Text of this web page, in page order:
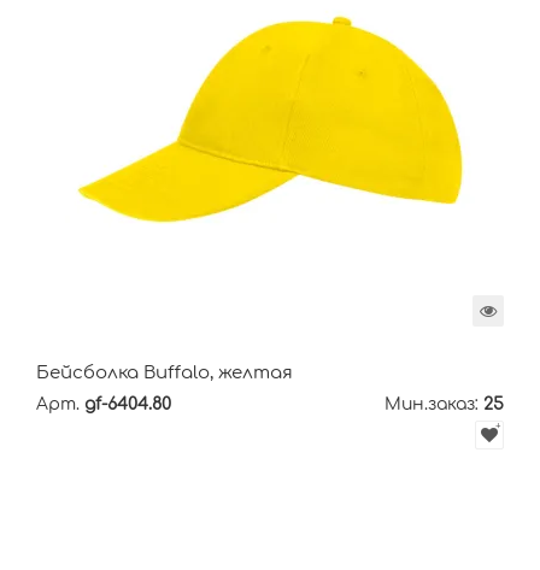
Бейсболка Buffalo, желтая
Арт. gf-6404.80 Мин.заказ: 25